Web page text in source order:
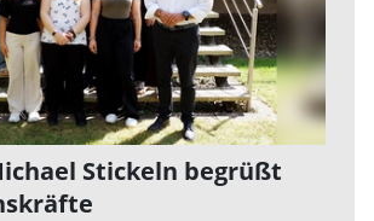
Stickeln begrüßt